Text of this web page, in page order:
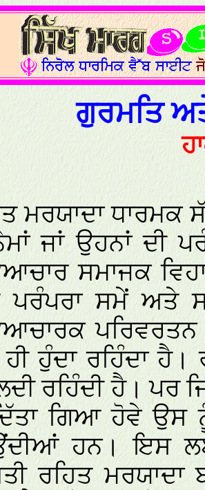
ਗੁਰਮਤਿ
ਮਰਯਾਦਾ ਧਾਰਮਕ
ਜਾਂ ਉਹਨਾਂ ਦੀ
ਸਮਾਜਕ
ਸਮੇਂ ਅਤੇ
ਹੁੰਦਾ ਰਹਿੰਦਾ ਹੈ।
ਰਹਿੰਦੀ ਹੈ। ਪਰ
ਗਿਆ ਹੋਵੇ ਉਸ
ਹਨ। ਇਸ ਲਈ
ਰਹਿਤ